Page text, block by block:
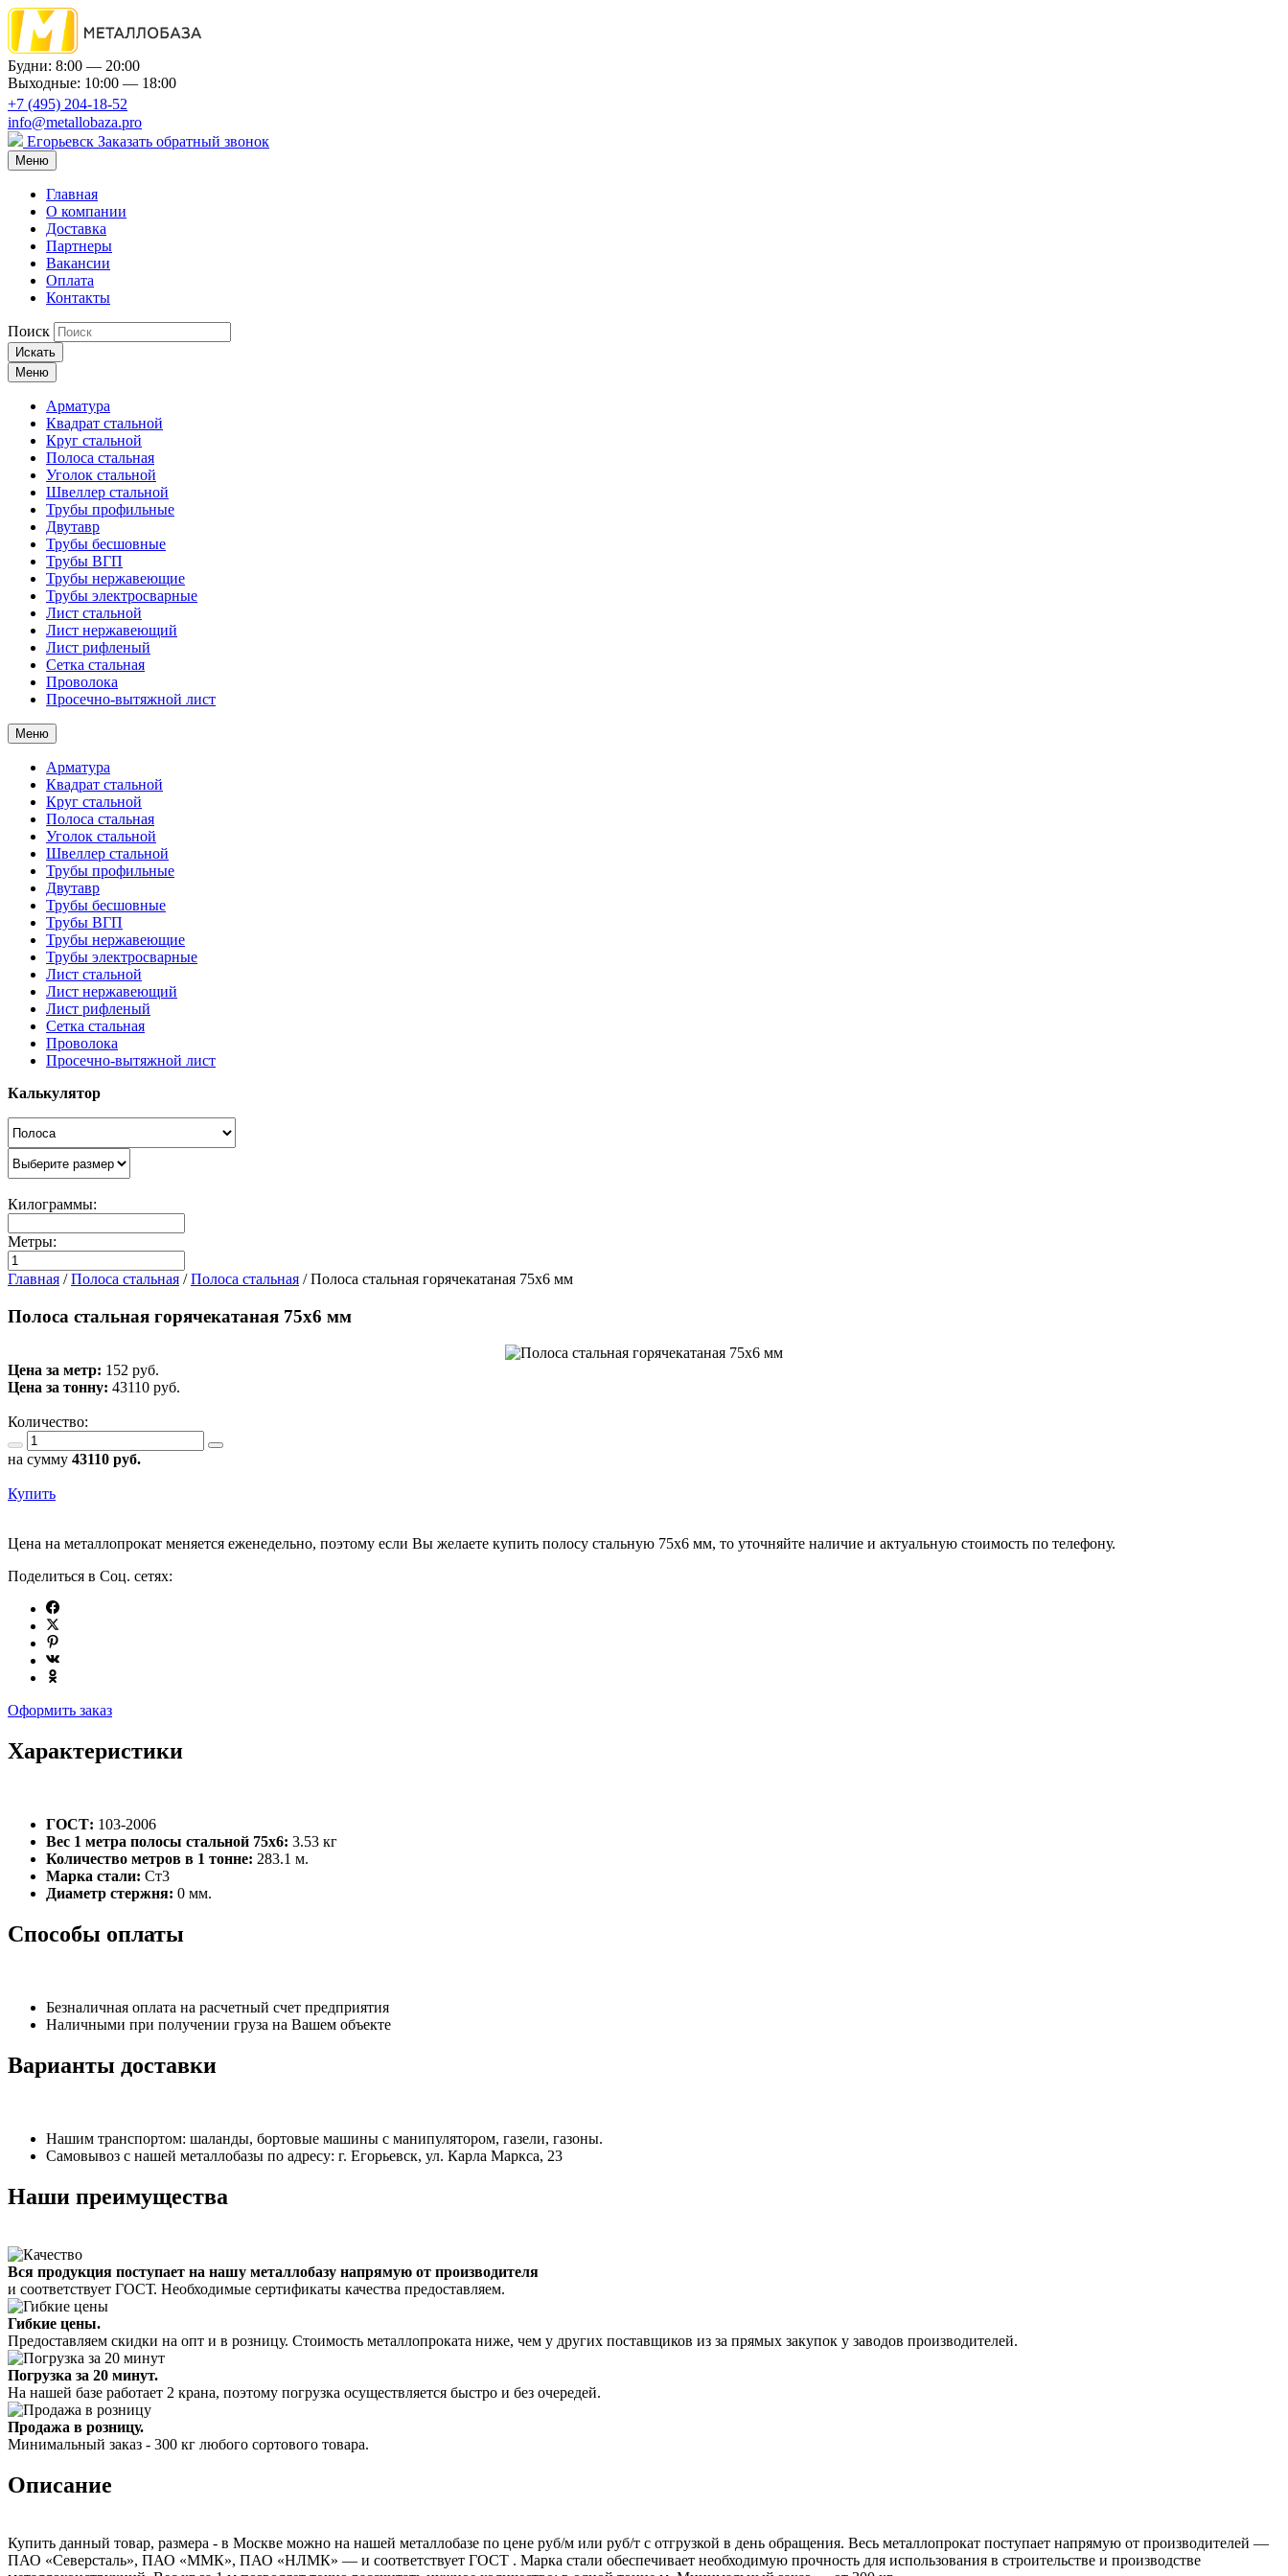
Будни: 8:00 — 20:00
Выходные: 10:00 — 18:00
+7 (495) 204-18-52
info@metallobaza.pro
Егорьевск Заказать обратный звонок
Меню
Главная
О компании
Доставка
Партнеры
Вакансии
Оплата
Контакты
Поиск
Искать
Меню
Арматура
Квадрат стальной
Круг стальной
Полоса стальная
Уголок стальной
Швеллер стальной
Трубы профильные
Двутавр
Трубы бесшовные
Трубы ВГП
Трубы нержавеющие
Трубы электросварные
Лист стальной
Лист нержавеющий
Лист рифленый
Сетка стальная
Проволока
Просечно-вытяжной лист
Меню
Арматура
Квадрат стальной
Круг стальной
Полоса стальная
Уголок стальной
Швеллер стальной
Трубы профильные
Двутавр
Трубы бесшовные
Трубы ВГП
Трубы нержавеющие
Трубы электросварные
Лист стальной
Лист нержавеющий
Лист рифленый
Сетка стальная
Проволока
Просечно-вытяжной лист
Калькулятор
Килограммы:
Метры:
Главная /Полоса стальная /Полоса стальная /Полоса стальная горячекатаная 75х6 мм
Полоса стальная горячекатаная 75х6 мм
Цена за метр: 152 руб.
Цена за тонну: 43110 руб.
Количество:
на сумму 43110 руб.
Купить
Цена на металлопрокат меняется еженедельно, поэтому если Вы желаете купить полосу стальную 75х6 мм, то уточняйте наличие и актуальную стоимость по телефону.
Поделиться в Соц. сетях:
Оформить заказ
Характеристики
ГОСТ: 103-2006
Вес 1 метра полосы стальной 75х6: 3.53 кг
Количество метров в 1 тонне: 283.1 м.
Марка стали: Ст3
Диаметр стержня: 0 мм.
Способы оплаты
Безналичная оплата на расчетный счет предприятия
Наличными при получении груза на Вашем объекте
Варианты доставки
Нашим транспортом: шаланды, бортовые машины с манипулятором, газели, газоны.
Самовывоз с нашей металлобазы по адресу: г. Егорьевск, ул. Карла Маркса, 23
Наши преимущества
Вся продукция поступает на нашу металлобазу напрямую от производителя
и соответствует ГОСТ. Необходимые сертификаты качества предоставляем.
Гибкие цены.
Предоставляем скидки на опт и в розницу. Стоимость металлопроката ниже, чем у других поставщиков из за прямых закупок у заводов производителей.
Погрузка за 20 минут.
На нашей базе работает 2 крана, поэтому погрузка осуществляется быстро и без очередей.
Продажа в розницу.
Минимальный заказ - 300 кг любого сортового товара.
Описание
Купить данный товар, размера - в Москве можно на нашей металлобазе по цене руб/м или руб/т с отгрузкой в день обращения. Весь металлопрокат поступает напрямую от производителей —
ПАО «Северсталь», ПАО «ММК», ПАО «НЛМК» — и соответствует ГОСТ . Марка стали обеспечивает необходимую прочность для использования в строительстве и производстве